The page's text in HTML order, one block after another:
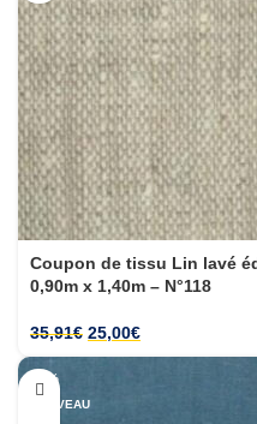
Coupon de tissu Lin lavé
0,90m x 1,40m – N°118
35,91€ 25,00€
-30%
NOUVEAU